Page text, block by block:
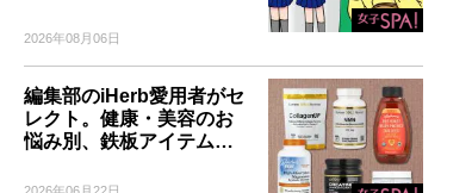
2026年08月06日
編集部のiHerb愛用者がセ
レクト。健康・美容のお
悩み別、鉄板アイテム…
2026年06月22日